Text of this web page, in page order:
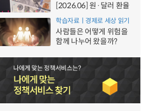
[2026.06] 원·달러 환율
학습자료ㅣ경제로 세상 읽기
사람들은 어떻게 위험을
함께 나누어 왔을까?